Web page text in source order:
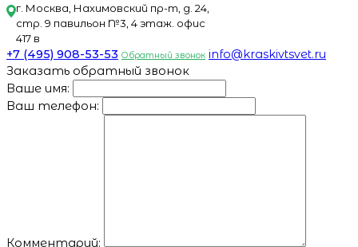
г. Москва, Нахимовский пр-т, д. 24,
стр. 9 павильон №3, 4 этаж. офис
417 в
+7 (495) 908-53-53 Обратный звонок info@kraskivtsvet.ru
Заказать обратный звонок
Ваше имя:
Ваш телефон:
Комментарий: